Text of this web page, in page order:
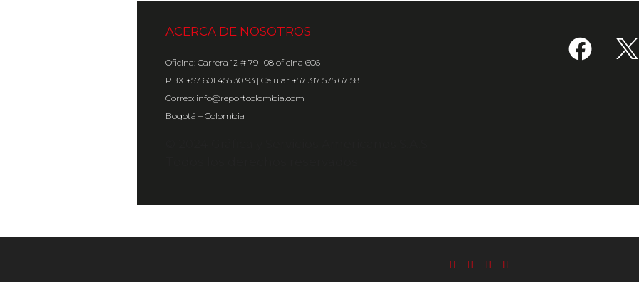
ACERCA DE NOSOTROS
Oficina: Carrera 12 # 79 -08 oficina 606
PBX +57 601 455 30 93 | Celular +57 317 575 67 58
Correo: info@reportcolombia.com
Bogotá – Colombia